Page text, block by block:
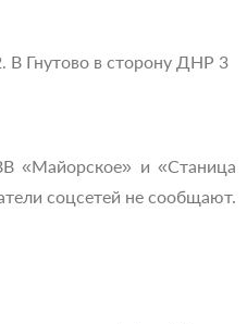
В Гнутово в сторону ДНР 3
«Майорское» и «Станица
соцсетей не сообщают.